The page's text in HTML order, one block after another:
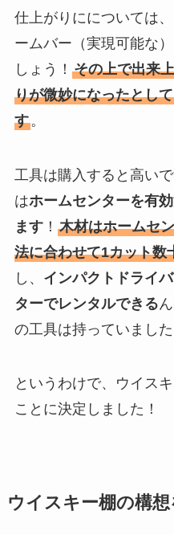
仕上がりにについては
ームバー（実現可能な
しょう！ その上で出来
りが微妙になったとし
す。
工具は購入すると高い
はホームセンターを有
ます！ 木材はホームセ
法に合わせて1カット数
し、 インパクトドライ
ターでレンタルできる
の工具は持っていました
というわけで、ウイス
ことに決定しました！
ウイスキー棚の構想